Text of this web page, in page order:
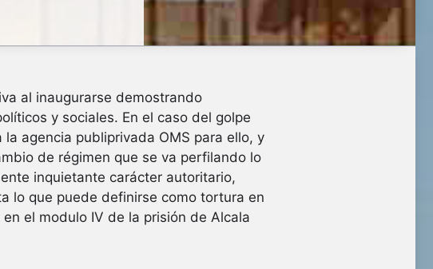
al inaugurarse demostrando
y sociales. En el caso del golpe
agencia publiprivada OMS para ello, y
de régimen que se va perfilando lo
inquietante carácter autoritario,
lo que puede definirse como tortura en
el modulo IV de la prisión de Alcala